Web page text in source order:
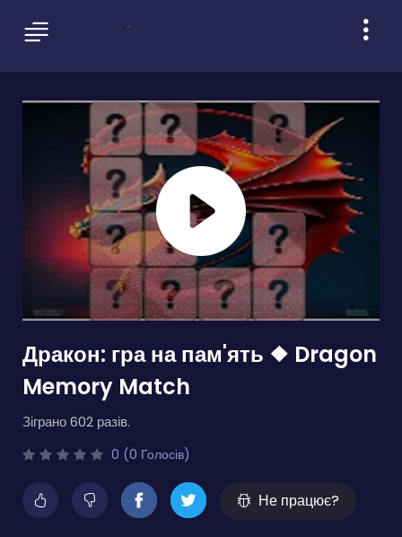
Дракон: гра на пам'ять ❖ Dragon
Memory Match
Зіграно 602 разів.
0 (0 Голосів)
Не працює?